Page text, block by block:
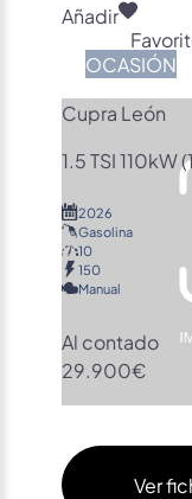
Añadir
OCASIÓN
Cupra León
1.5 TSI
2026
Gasolina
10
150
Manual
Al contado
29.900€
Ver